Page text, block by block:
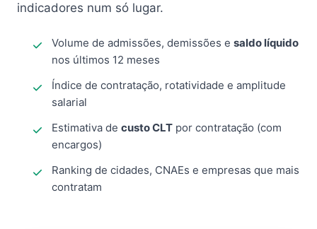
indicadores num só lugar.
Volume de admissões, demissões e saldo líquido
nos últimos 12 meses
Índice de contratação, rotatividade e amplitude
salarial
Estimativa de custo CLT por contratação (com
encargos)
Ranking de cidades, CNAEs e empresas que mais
contratam